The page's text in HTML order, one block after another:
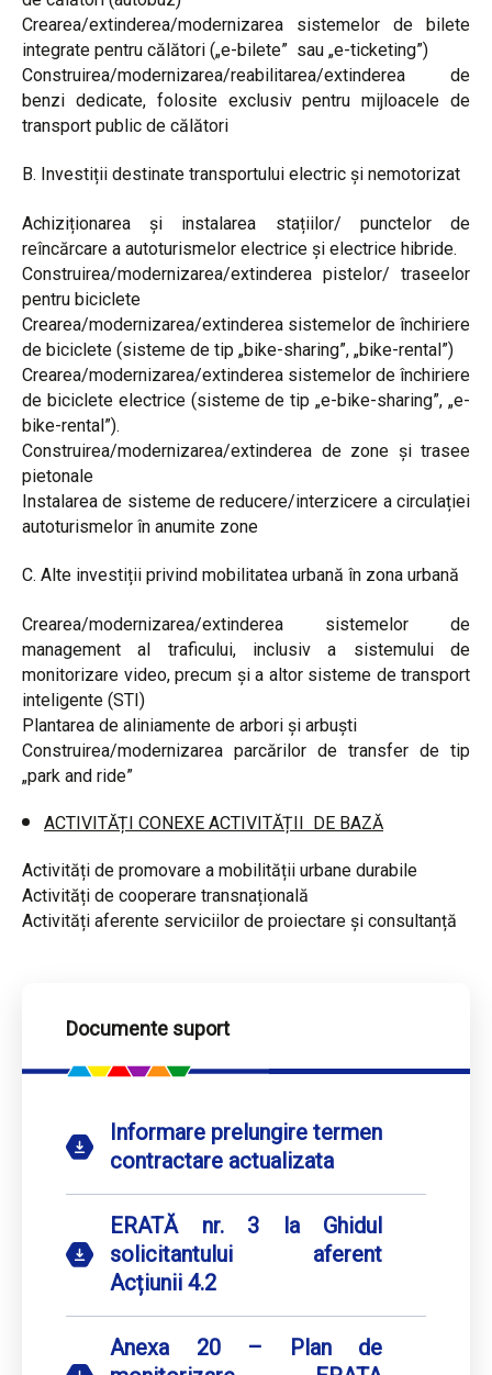
Crearea/extinderea/modernizarea sistemelor de bilete
integrate pentru călători („e-bilete” sau „e-ticketing”)
Construirea/modernizarea/reabilitarea/extinderea de
benzi dedicate, folosite exclusiv pentru mijloacele de
transport public de călători
B. Investiții destinate transportului electric și nemotorizat
Achiziționarea și instalarea stațiilor/ punctelor de
reîncărcare a autoturismelor electrice și electrice hibride.
Construirea/modernizarea/extinderea pistelor/ traseelor
pentru biciclete
Crearea/modernizarea/extinderea sistemelor de închiriere
de biciclete (sisteme de tip „bike-sharing”, „bike-rental”)
Crearea/modernizarea/extinderea sistemelor de închiriere
de biciclete electrice (sisteme de tip „e-bike-sharing”, „e-
bike-rental”).
Construirea/modernizarea/extinderea de zone și trasee
pietonale
Instalarea de sisteme de reducere/interzicere a circulației
autoturismelor în anumite zone
C. Alte investiții privind mobilitatea urbană în zona urbană
Crearea/modernizarea/extinderea sistemelor de
management al traficului, inclusiv a sistemului de
monitorizare video, precum și a altor sisteme de transport
inteligente (STI)
Plantarea de aliniamente de arbori și arbuști
Construirea/modernizarea parcărilor de transfer de tip
„park and ride”
ACTIVITĂȚI CONEXE ACTIVITĂȚII DE BAZĂ
Activități de promovare a mobilității urbane durabile
Activități de cooperare transnațională
Activități aferente serviciilor de proiectare și consultanță
Documente suport
Informare prelungire termen
contractare actualizata
ERATĂ nr. 3 la Ghidul
solicitantului aferent
Acțiunii 4.2
Anexa 20 – Plan de